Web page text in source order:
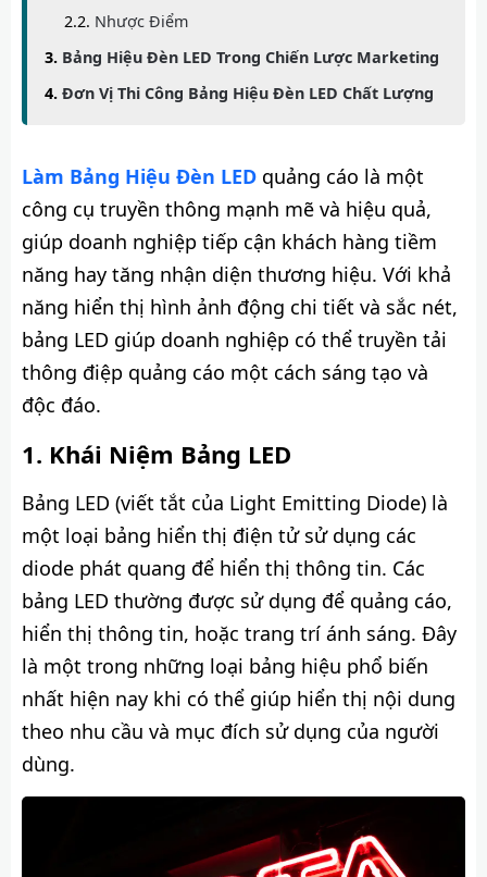
Nhược Điểm
Bảng Hiệu Đèn LED Trong Chiến Lược Marketing
Đơn Vị Thi Công Bảng Hiệu Đèn LED Chất Lượng
Làm Bảng Hiệu Đèn LED quảng cáo là một
công cụ truyền thông mạnh mẽ và hiệu quả,
giúp doanh nghiệp tiếp cận khách hàng tiềm
năng hay tăng nhận diện thương hiệu. Với khả
năng hiển thị hình ảnh động chi tiết và sắc nét,
bảng LED giúp doanh nghiệp có thể truyền tải
thông điệp quảng cáo một cách sáng tạo và
độc đáo.
Khái Niệm Bảng LED
Bảng LED (viết tắt của Light Emitting Diode) là
một loại bảng hiển thị điện tử sử dụng các
diode phát quang để hiển thị thông tin. Các
bảng LED thường được sử dụng để quảng cáo,
hiển thị thông tin, hoặc trang trí ánh sáng. Đây
là một trong những loại bảng hiệu phổ biến
nhất hiện nay khi có thể giúp hiển thị nội dung
theo nhu cầu và mục đích sử dụng của người
dùng.